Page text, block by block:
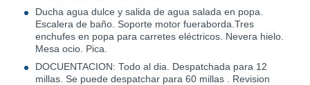
Ducha agua dulce y salida de agua salada en popa.
Escalera de baño. Soporte motor fueraborda.Tres
enchufes en popa para carretes eléctricos. Nevera hielo.
Mesa ocio. Pica.
DOCUENTACION: Todo al dia. Despatchada para 12
millas. Se puede despatchar para 60 millas . Revision